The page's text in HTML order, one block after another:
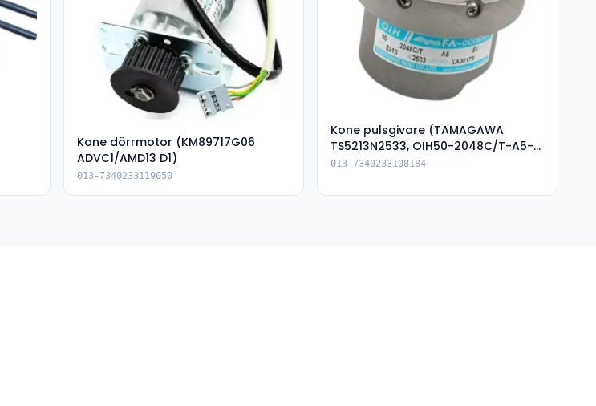
Kone dörrmotor (KM89717G06
ADVC1/AMD13 D1)
013-7340233119050
Kone pulsgivare (TAMAGAWA
TS5213N2533, OIH50-2048C/T-A5-
5V-XA00179)
013-7340233108184